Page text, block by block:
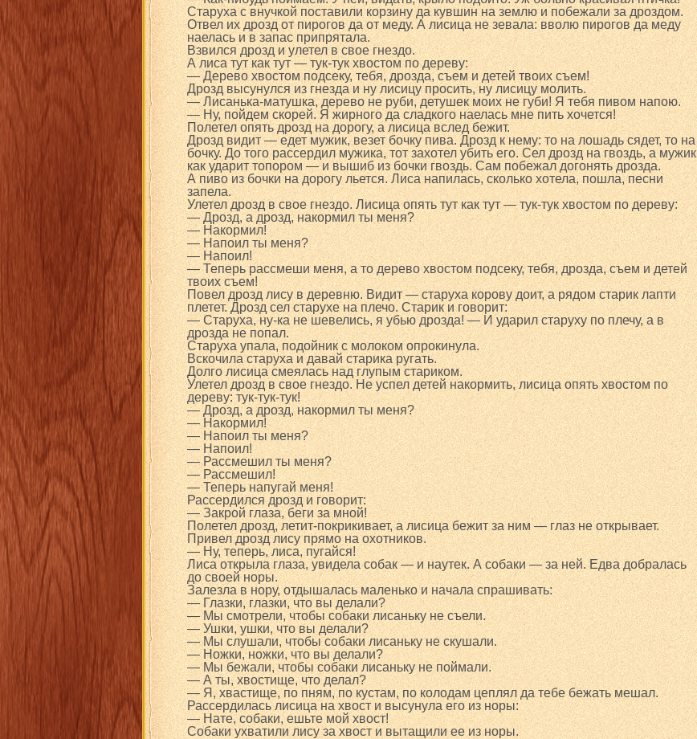
Старуха с внучкой поставили корзину да кувшин на землю и побежали за дроздом.
Отвел их дрозд от пирогов да от меду. А лисица не зевала: вволю пирогов да меду
наелась и в запас припрятала.
Взвился дрозд и улетел в свое гнездо.
А лиса тут как тут — тук-тук хвостом по дереву:
— Дерево хвостом подсеку, тебя, дрозда, съем и детей твоих съем!
Дрозд высунулся из гнезда и ну лисицу просить, ну лисицу молить.
— Лисанька-матушка, дерево не руби, детушек моих не губи! Я тебя пивом напою.
— Ну, пойдем скорей. Я жирного да сладкого наелась мне пить хочется!
Полетел опять дрозд на дорогу, а лисица вслед бежит.
Дрозд видит — едет мужик, везет бочку пива. Дрозд к нему: то на лошадь сядет, то на
бочку. До того рассердил мужика, тот захотел убить его. Сел дрозд на гвоздь, а мужик
как ударит топором — и вышиб из бочки гвоздь. Сам побежал догонять дрозда.
А пиво из бочки на дорогу льется. Лиса напилась, сколько хотела, пошла, песни
запела.
Улетел дрозд в свое гнездо. Лисица опять тут как тут — тук-тук хвостом по дереву:
— Дрозд, а дрозд, накормил ты меня?
— Накормил!
— Напоил ты меня?
— Напоил!
— Теперь рассмеши меня, а то дерево хвостом подсеку, тебя, дрозда, съем и детей
твоих съем!
Повел дрозд лису в деревню. Видит — старуха корову доит, а рядом старик лапти
плетет. Дрозд сел старухе на плечо. Старик и говорит:
— Старуха, ну-ка не шевелись, я убью дрозда! — И ударил старуху по плечу, а в
дрозда не попал.
Старуха упала, подойник с молоком опрокинула.
Вскочила старуха и давай старика ругать.
Долго лисица смеялась над глупым стариком.
Улетел дрозд в свое гнездо. Не успел детей накормить, лисица опять хвостом по
дереву: тук-тук-тук!
— Дрозд, а дрозд, накормил ты меня?
— Накормил!
— Напоил ты меня?
— Напоил!
— Рассмешил ты меня?
— Рассмешил!
— Теперь напугай меня!
Рассердился дрозд и говорит:
— Закрой глаза, беги за мной!
Полетел дрозд, летит-покрикивает, а лисица бежит за ним — глаз не открывает.
Привел дрозд лису прямо на охотников.
— Ну, теперь, лиса, пугайся!
Лиса открыла глаза, увидела собак — и наутек. А собаки — за ней. Едва добралась
до своей норы.
Залезла в нору, отдышалась маленько и начала спрашивать:
— Глазки, глазки, что вы делали?
— Мы смотрели, чтобы собаки лисаньку не съели.
— Ушки, ушки, что вы делали?
— Мы слушали, чтобы собаки лисаньку не скушали.
— Ножки, ножки, что вы делали?
— Мы бежали, чтобы собаки лисаньку не поймали.
— А ты, хвостище, что делал?
— Я, хвастище, по пням, по кустам, по колодам цеплял да тебе бежать мешал.
Рассердилась лисица на хвост и высунула его из норы:
— Нате, собаки, ешьте мой хвост!
Собаки ухватили лису за хвост и вытащили ее из норы.